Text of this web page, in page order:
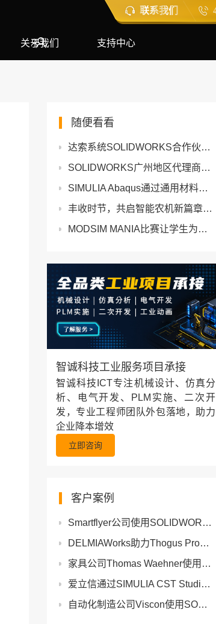
联系我们
关于我们 支持中心
随便看看
达索系统SOLIDWORKS合作伙伴销售大会与合作伙伴大会即将盛大召开
SOLIDWORKS广州地区代理商推荐：智诚科技ICT，专注服务三十年
SIMULIA Abaqus通过通用材料子程序实现工程分析的大众化
丰收时节，共启智能农机新篇章｜达索系统助力国家智能农机装备创新发展
MODSIM MANIA比赛让学生为未来的工作提供实践经验
智诚科技工业服务项目承接
智诚科技ICT专注机械设计、仿真分
析、电气开发、PLM实施、二次开
发，专业工程师团队外包落地，助力
企业降本增效
立即咨询
客户案例
Smartflyer公司使用SOLIDWORKS和3DEXPERIENCE Works进行航空创新
DELMIAWorks助力Thogus Products公司简化流程并降低成本
家具公司Thomas Waehner使用SWOOD和SOLIDWORKS定制解决方案
爱立信通过SIMULIA CST Studio Suite和3DEXPERIENCE加速创新
自动化制造公司Viscon使用SOLIDWORKS大幅减少工厂布局设计错误并简化运营